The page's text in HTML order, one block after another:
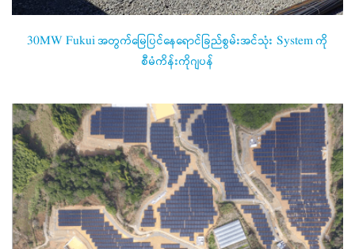
30MW Fukui အတွက်မြေပြင်နေရောင်ခြည်စွမ်းအင်သုံး System ကို
စီမံကိန်းကိုဂျပန်